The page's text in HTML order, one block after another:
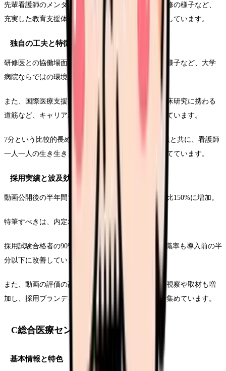
先輩看護師のメンター制度や、シミュレーション研修の様子など、
充実した教育支援体制を視覚的に分かりやすく表現しています。
独自の工夫と特徴
研修医との協働場面や、最新の医療機器を使用する様子など、大学
病院ならではの環境を積極的にアピール。
また、国際医療支援プログラムへの参加機会や、臨床研究に携わる
道筋など、キャリアパスの多様性も印象的に描写しています。
7分という比較的長めの尺を活かし、詳細な情報提供と共に、看護師
一人一人の生き生きとした表情にもフォーカスを当てています。
採用実績と波及効果
動画公開後の半年間で、新卒看護師の応募数が前年比150%に増加。
特筆すべきは、内定承諾率の向上です。
採用試験合格者の90%以上が入職を決意し、早期離職率も導入前の半
分以下に改善しています。
また、動画の評価の高さから、他の医療機関からの視察や取材も増
加し、採用ブランディングの成功事例として注目を集めています。
C総合医療センターの事例
基本情報と特色